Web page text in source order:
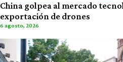
China golpea al mercado
exportación de drones
6 agosto, 2026